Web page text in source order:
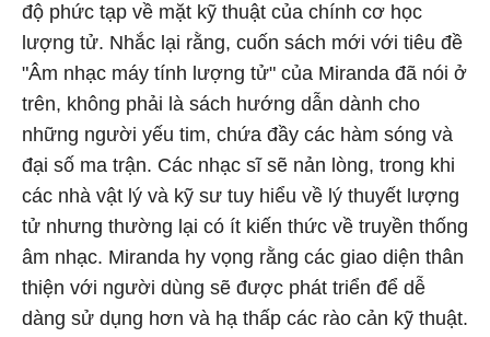
độ phức tạp về mặt kỹ thuật của chính cơ học
lượng tử. Nhắc lại rằng, cuốn sách mới với tiêu đề
"Âm nhạc máy tính lượng tử" của Miranda đã nói ở
trên, không phải là sách hướng dẫn dành cho
những người yếu tim, chứa đầy các hàm sóng và
đại số ma trận. Các nhạc sĩ sẽ nản lòng, trong khi
các nhà vật lý và kỹ sư tuy hiểu về lý thuyết lượng
tử nhưng thường lại có ít kiến thức về truyền thống
âm nhạc. Miranda hy vọng rằng các giao diện thân
thiện với người dùng sẽ được phát triển để dễ
dàng sử dụng hơn và hạ thấp các rào cản kỹ thuật.